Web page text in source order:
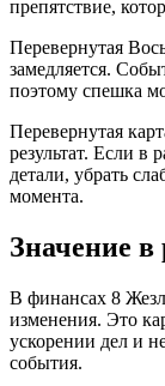
препятствие,
Перевернутая
замедляется.
поэтому спешка
Перевернутая
результат. Если в
детали, убрать
момента.
Значение
В финансах 8
изменения. Это
ускорении дел и
события.